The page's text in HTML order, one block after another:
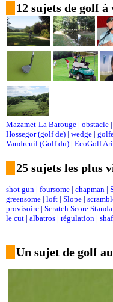
12 sujets de golf
Mazamet-La Barouge | obstacle |
Hossegor (golf de) | wedge |
Vaudreuil (Golf du) | EcoGolf
25 sujets les plus
shot gun | foursome | chapman |
greensome | loft | Slope |
provisoire | Scratch Score
le cut | albatros | régulation |
Un sujet de golf